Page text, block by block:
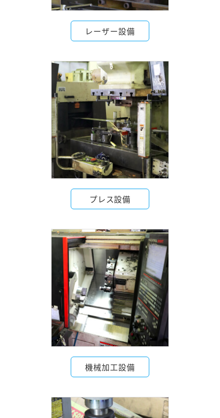
レーザー設備
プレス設備
機械加工設備